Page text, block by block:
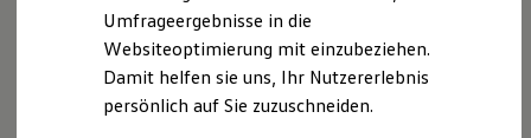
Elektroautos
ID. Tutorials
Elektrofahrzeugkonzepte
ID. EVERY1
Reichweite
Münchner Str. 81
87700 Memmingen
Telefon: +49 8331 92000
Telefax: +49 8331 920011
Umfrageergebnisse in die
Websiteoptimierung mit einzubeziehen.
Damit helfen sie uns, Ihr Nutzererlebnis
persönlich auf Sie zuzuschneiden.